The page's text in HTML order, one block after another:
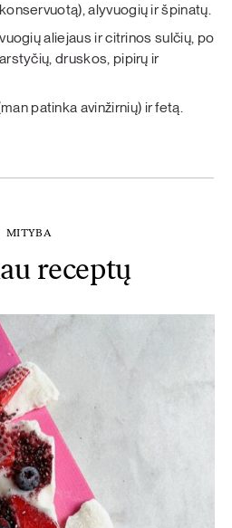
alyvuogių ir špinatų.
aliejaus ir citrinos sulčių, po
druskos, pipirų ir
patinka avinžirnių) ir fetą.
MITYBA
receptų